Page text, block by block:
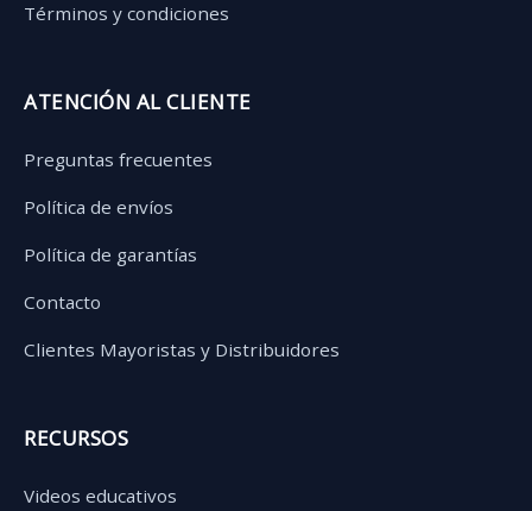
Términos y condiciones
ATENCIÓN AL CLIENTE
Preguntas frecuentes
Política de envíos
Política de garantías
Contacto
Clientes Mayoristas y Distribuidores
RECURSOS
Videos educativos